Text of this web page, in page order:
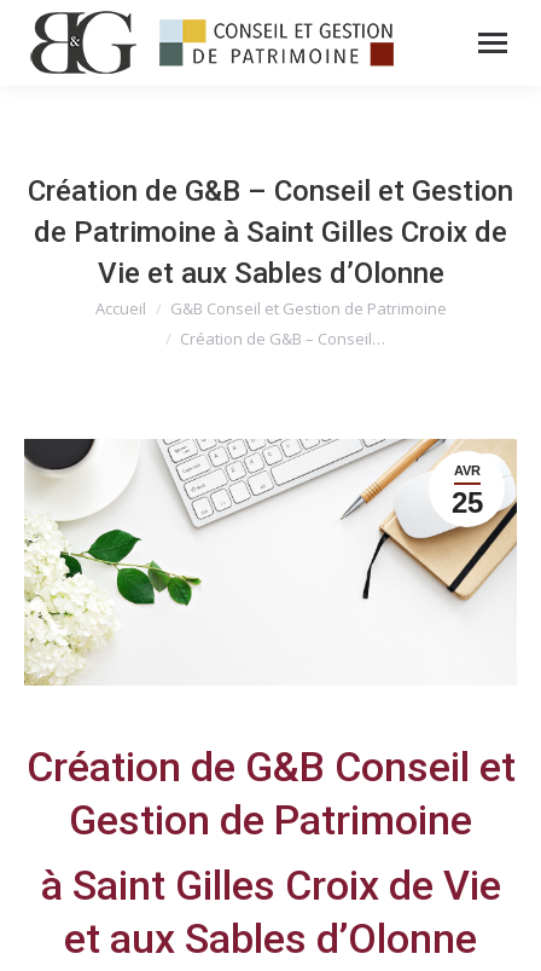
Création de G&B – Conseil et Gestion
de Patrimoine à Saint Gilles Croix de
Vie et aux Sables d’Olonne
Vous êtes ici :
Accueil
G&B Conseil et Gestion de Patrimoine
Création de G&B – Conseil…
AVR
25
Création de G&B Conseil et
Gestion de Patrimoine
à Saint Gilles Croix de Vie
et aux Sables d’Olonne